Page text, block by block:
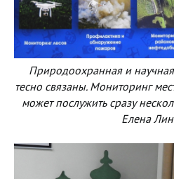
Природоохранная и
тесно связаны. Мониторинг
может послужить сразу
Елена